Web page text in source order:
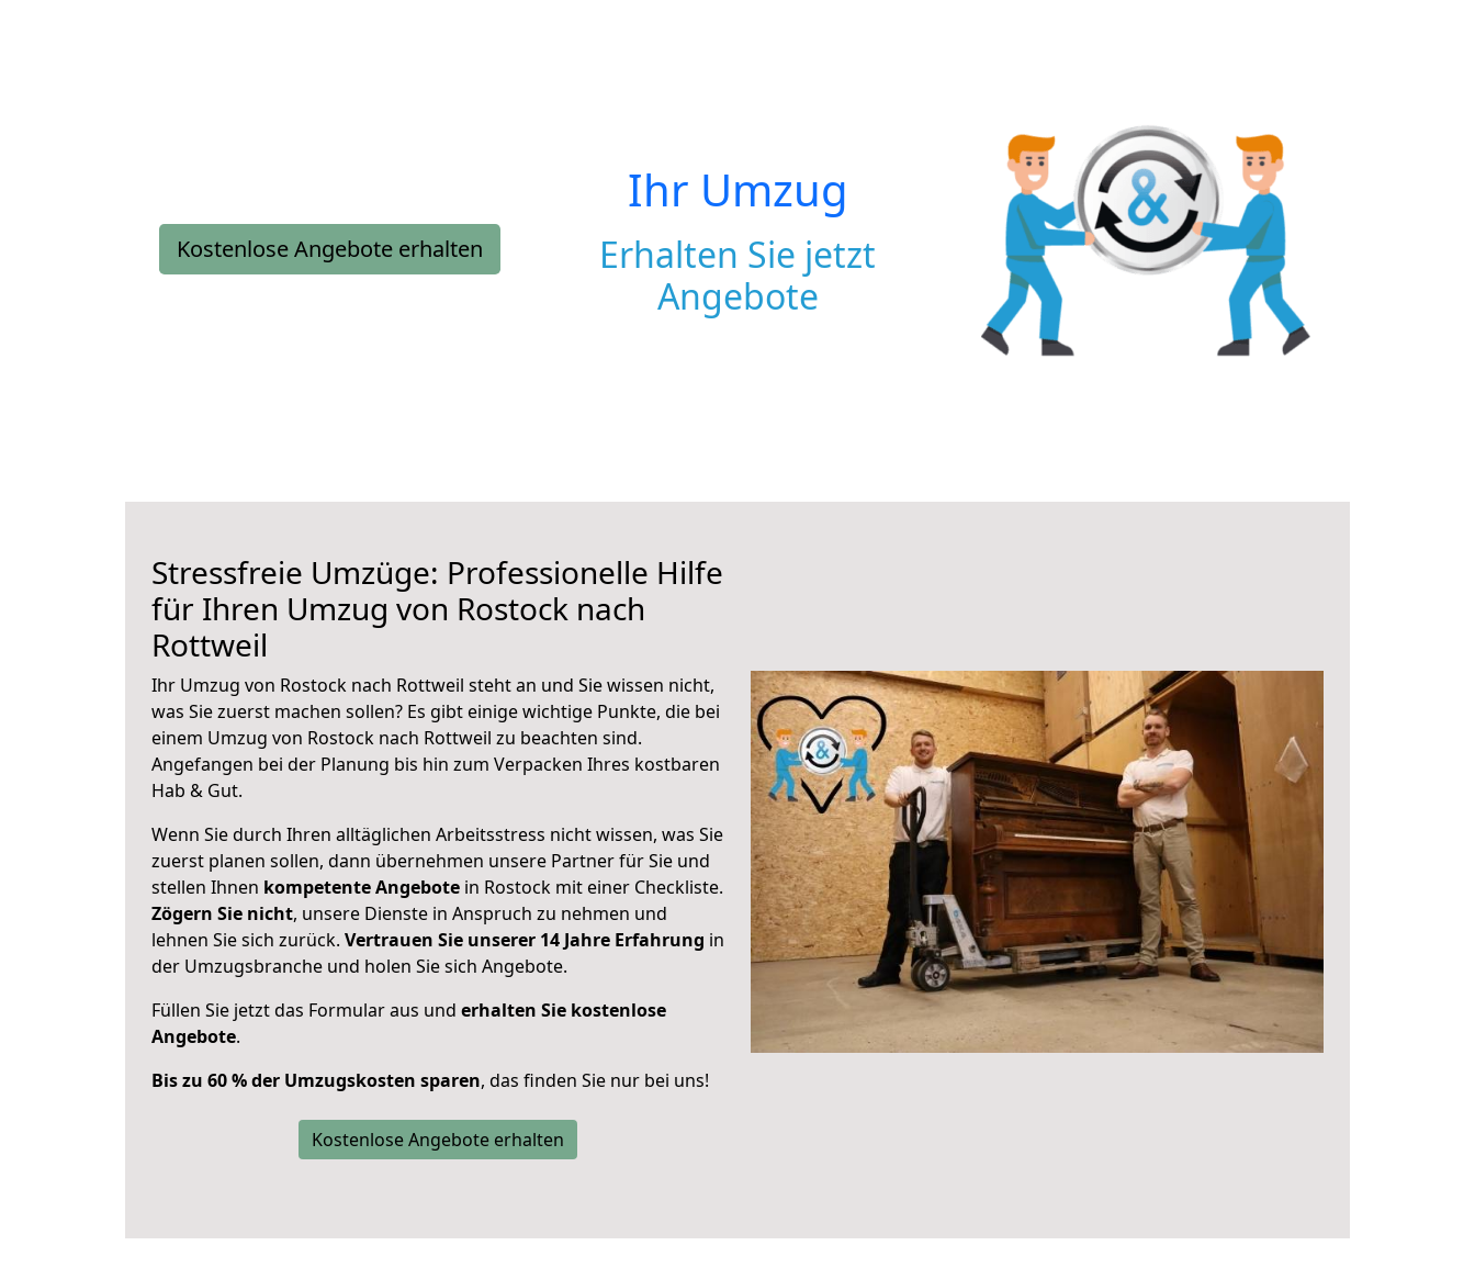
Kostenlose Angebote erhalten
Ihr Umzug
Erhalten Sie jetzt
Angebote
Stressfreie Umzüge: Professionelle Hilfe
für Ihren Umzug von Rostock nach
Rottweil
Ihr Umzug von Rostock nach Rottweil steht an und Sie wissen nicht,
was Sie zuerst machen sollen? Es gibt einige wichtige Punkte, die bei
einem Umzug von Rostock nach Rottweil zu beachten sind.
Angefangen bei der Planung bis hin zum Verpacken Ihres kostbaren
Hab & Gut.
Wenn Sie durch Ihren alltäglichen Arbeitsstress nicht wissen, was Sie
zuerst planen sollen, dann übernehmen unsere Partner für Sie und
stellen Ihnen kompetente Angebote in Rostock mit einer Checkliste.
Zögern Sie nicht, unsere Dienste in Anspruch zu nehmen und
lehnen Sie sich zurück. Vertrauen Sie unserer 14 Jahre Erfahrung in
der Umzugsbranche und holen Sie sich Angebote.
Füllen Sie jetzt das Formular aus und erhalten Sie kostenlose
Angebote.
Bis zu 60 % der Umzugskosten sparen, das finden Sie nur bei uns!
Kostenlose Angebote erhalten